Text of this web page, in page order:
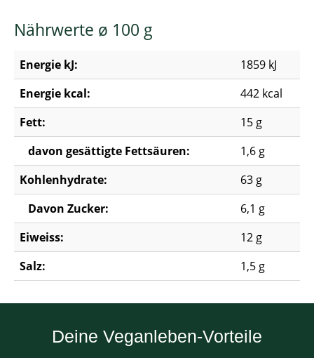
Nährwerte ø 100 g
Energie kJ:
1859 kJ
Energie kcal:
442 kcal
Fett:
15 g
davon gesättigte Fettsäuren:
1,6 g
Kohlenhydrate:
63 g
Davon Zucker:
6,1 g
Eiweiss:
12 g
Salz:
1,5 g
Deine Veganleben-Vorteile